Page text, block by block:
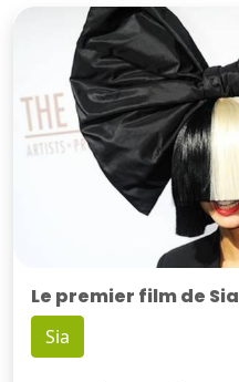
Le premier film de Sia
Sia